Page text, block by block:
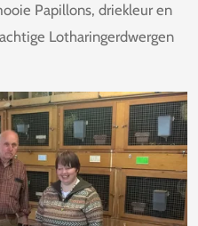
Papillons, driekleur en
Lotharingerdwergen